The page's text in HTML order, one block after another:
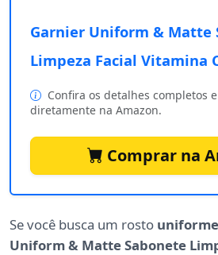
Garnier Uniform & Matte
Limpeza Facial Vitamina
Confira os detalhes completos
diretamente na Amazon.
Comprar na
Se você busca um rosto uniforme
Uniform & Matte Sabonete